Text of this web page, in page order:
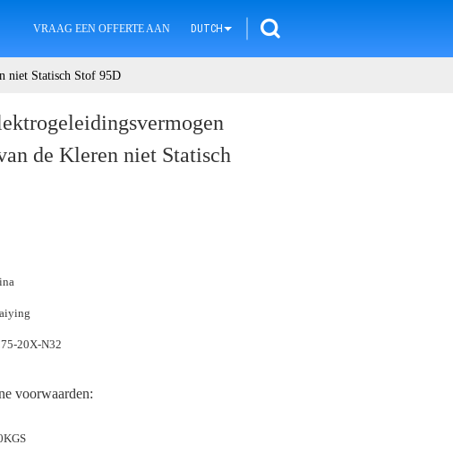
VRAAG EEN OFFERTE AAN DUTCH
niet Statisch Stof 95D
de Kleren niet Statisch
20X-N32
voorwaarden: